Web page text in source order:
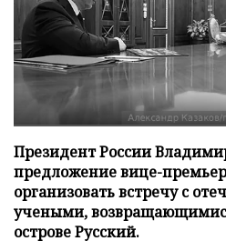
Президент России
предложение вице-
организовать встречу с
учеными,
острове Русский.